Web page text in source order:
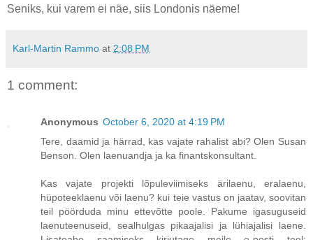
Seniks, kui varem ei näe, siis Londonis näeme!
Karl-Martin Rammo at 2:08 PM
1 comment:
Anonymous October 6, 2020 at 4:19 PM
Tere, daamid ja härrad, kas vajate rahalist abi? Olen Susan
Benson. Olen laenuandja ja ka finantskonsultant.
Kas vajate projekti lõpuleviimiseks ärilaenu, eralaenu,
hüpoteeklaenu või laenu? kui teie vastus on jaatav, soovitan
teil pöörduda minu ettevõtte poole. Pakume igasuguseid
laenuteenuseid, sealhulgas pikaajalisi ja lühiajalisi laene.